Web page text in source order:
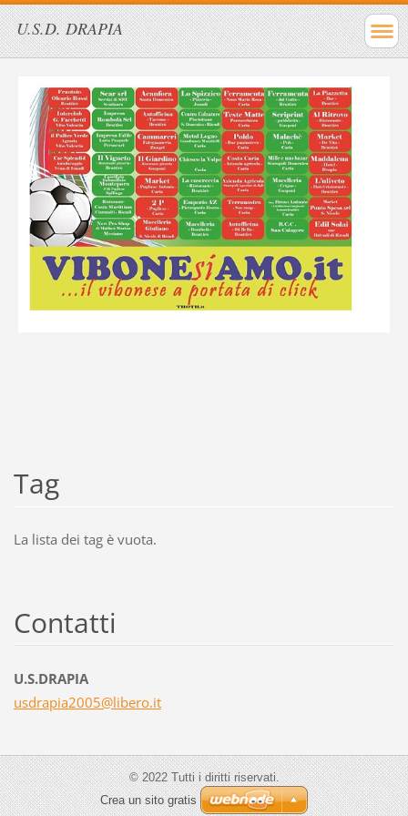
U.S.D. DRAPIA
Tag
La lista dei tag è vuota.
Contatti
U.S.DRAPIA
usdrapia2005@libero.it
© 2022 Tutti i diritti riservati.
Crea un sito gratis